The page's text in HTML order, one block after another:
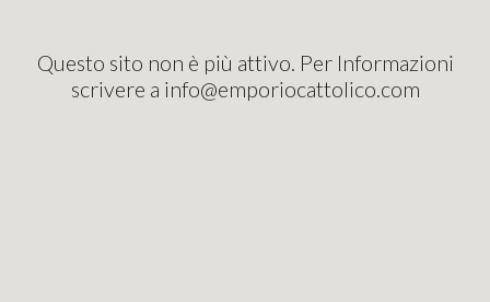
Questo sito non è più attivo. Per Informazioni
scrivere a info@emporiocattolico.com